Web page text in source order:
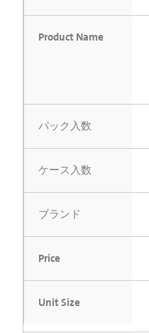
Product Name
パック入数
ケース入数
ブランド
Price
Unit Size